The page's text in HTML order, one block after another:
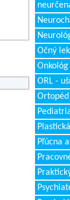
Očný
ORL -
Pľúcna